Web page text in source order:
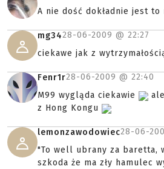
A nie dość dokładnie jest to
mg3428-06-2009 @ 22:27
ciekawe jak z
Fenr1r28-06-2009 @ 22:40
M99 wygląda ciekawie
z Hong Kongu
lemonzawodowiec28-06-
"To well ubrany za baretta,
szkoda że ma zły hamulec